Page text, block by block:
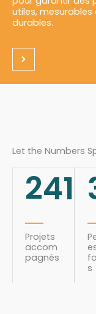
Let the Numbers
utiles, mesurables
durables.
241
Projets
accom
pagnés
s